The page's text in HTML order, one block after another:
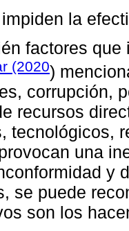
la
factores
(2020)
corrupción,
recursos
tecnológicos,
una
y
se puede
son los